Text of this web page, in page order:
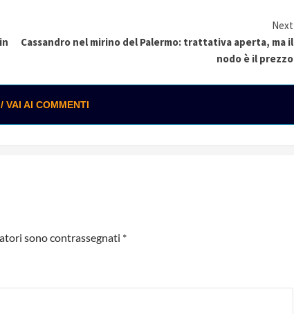
Next
Cassandro nel mirino del Palermo: trattativa aperta, ma il
nodo è il prezzo
VAI AI COMMENTI
sono contrassegnati *